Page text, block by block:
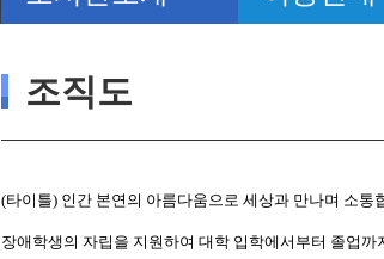
조직도
(타이틀) 인간 본연의 아름다움으로 세상과 만나며 소통
장애학생의 자립을 지원하여 대학 입학에서부터 졸업